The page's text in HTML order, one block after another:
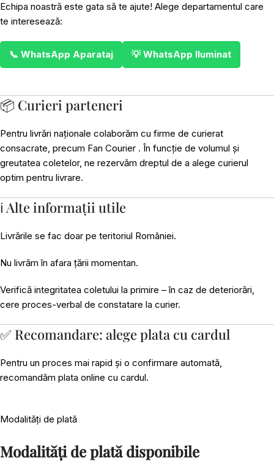
Echipa noastră este gata să te ajute! Alege departamentul care
te interesează:
📞 WhatsApp Aparataj 💡 WhatsApp Iluminat
📦 Curieri parteneri
Pentru livrări naționale colaborăm cu firme de curierat
consacrate, precum Fan Courier . În funcție de volumul și
greutatea coletelor, ne rezervăm dreptul de a alege curierul
optim pentru livrare.
ℹ️ Alte informații utile
Livrările se fac doar pe teritoriul României.
Nu livrăm în afara țării momentan.
Verifică integritatea coletului la primire – în caz de deteriorări,
cere proces-verbal de constatare la curier.
✅ Recomandare: alege plata cu cardul
Pentru un proces mai rapid și o confirmare automată,
recomandăm plata online cu cardul.
Modalități de plată
Modalități de plată disponibile